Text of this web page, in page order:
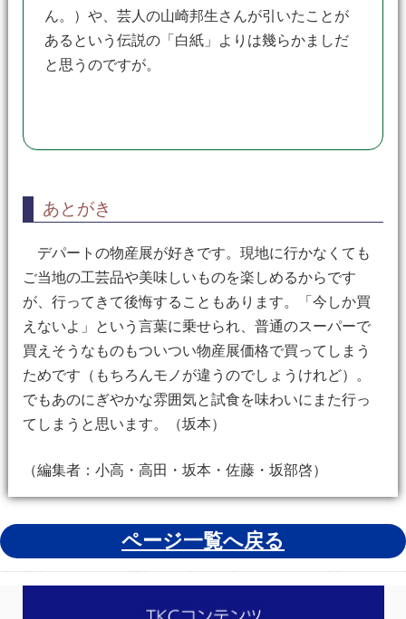
ん。）や、芸人の山崎邦生さんが引いたことが
あるという伝説の「白紙」よりは幾らかましだ
と思うのですが。
あとがき
デパートの物産展が好きです。現地に行かなくても
ご当地の工芸品や美味しいものを楽しめるからです
が、行ってきて後悔することもあります。「今しか買
えないよ」という言葉に乗せられ、普通のスーパーで
買えそうなものもついつい物産展価格で買ってしまう
ためです（もちろんモノが違うのでしょうけれど）。
でもあのにぎやかな雰囲気と試食を味わいにまた行っ
てしまうと思います。（坂本）
（編集者：小高・高田・坂本・佐藤・坂部啓）
ページ一覧へ戻る